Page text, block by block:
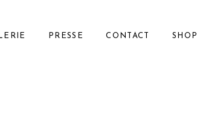
PRESSE CONTACT SHOP